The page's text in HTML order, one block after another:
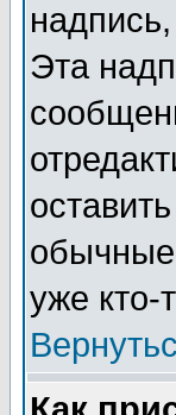
Эта
обычные
уже кто-